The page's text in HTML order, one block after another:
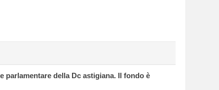
della Dc astigiana. Il fondo è